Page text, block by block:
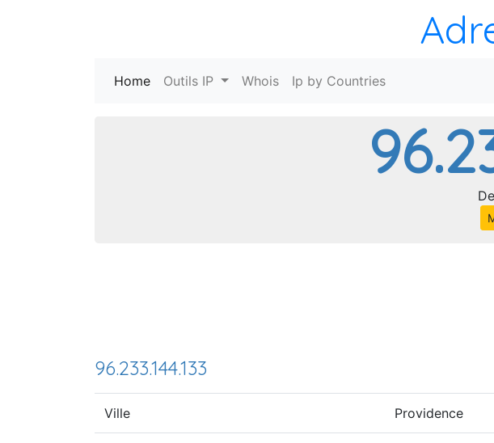
Home (current)
Outils IP Whois Ip by Countries
96.233.144.133
Ville Providence